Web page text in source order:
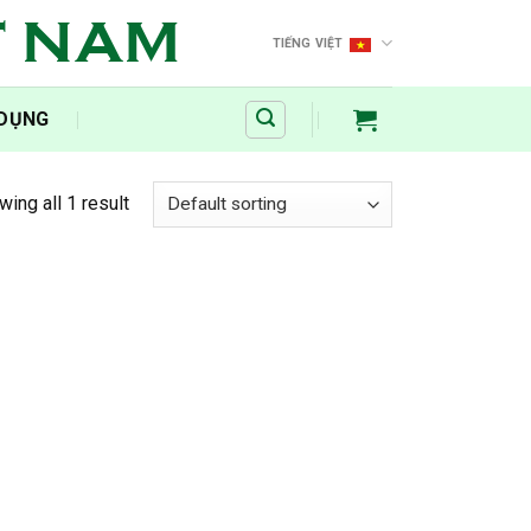
NAM TIẾNG VIỆT
all 1 result